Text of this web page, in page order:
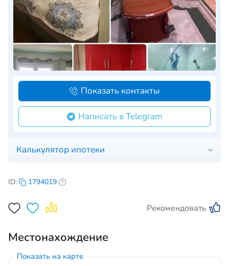
Калькулятор ипотеки
Написать в Telegram
Показать контакты
ID: 1794019
Рекомендовать
Местонахождение
Показать на карте